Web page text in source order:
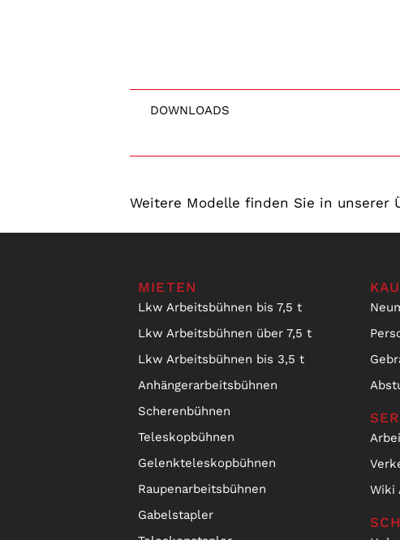
DOWNLOADS
Weitere Modelle finden Sie in unserer
MIETEN
Lkw Arbeitsbühnen bis 7,5 t
Lkw Arbeitsbühnen über 7,5 t
Lkw Arbeitsbühnen bis 3,5 t
Anhängerarbeitsbühnen
Scherenbühnen
Teleskopbühnen
Gelenkteleskopbühnen
Raupenarbeitsbühnen
Gabelstapler
Wiki